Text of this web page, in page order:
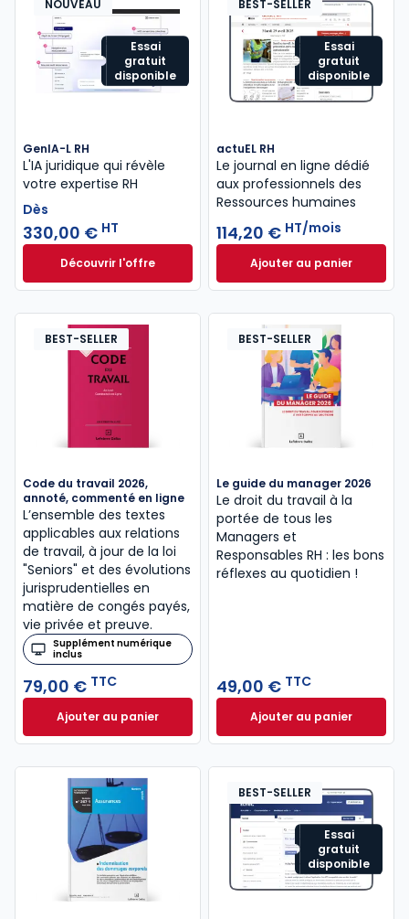
Essai
gratuit
disponible
NOUVEAU
GenIA-L RH
L'IA juridique qui révèle
votre expertise RH
Dès
330,00 € HT
Découvrir l'offreGenIA-L RH à partir de
Dès
Essai
gratuit
disponible
BEST-SELLER
actuEL RH
Le journal en ligne dédié
aux professionnels des
Ressources humaines
114,20 € HT/mois
Ajouter au panier
actuEL RH à
BEST-SELLER
Code du travail 2026,
annoté, commenté en ligne
L’ensemble des textes
applicables aux relations
de travail, à jour de la loi
"Seniors" et des évolutions
jurisprudentielles en
matière de congés payés,
vie privée et preuve.
Supplément numérique
inclus
79,00 € TTC
Ajouter au panierCode du travail 2026, annoté, commenté en ligne à
BEST-SELLER
Le guide du manager 2026
Le droit du travail à la
portée de tous les
Managers et
Responsables RH : les bons
réflexes au quotidien !
49,00 € TTC
Ajouter au panier
Le guide du
Essai
gratuit
disponible
BEST-SELLER